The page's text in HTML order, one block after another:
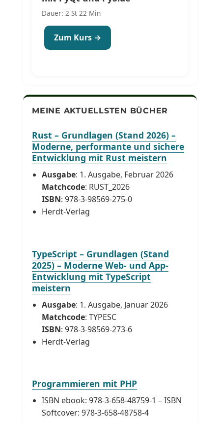
Dauer: 2 St 22 Min
Zum Kurs →
MEINE AKTUELLSTEN BÜCHER
Rust – Grundlagen (Stand 2026) –
Moderne, performante und sichere
Entwicklung mit Rust meistern
Ausgabe: 1. Ausgabe, Februar 2026
Matchcode: RUST_2026
ISBN: 978-3-98569-275-0
Herdt-Verlag
TypeScript – Grundlagen (Stand
2025) – Moderne Web- und App-
Entwicklung mit TypeScript
meistern
Ausgabe: 1. Ausgabe, Januar 2026
Matchcode: TYPESC
ISBN: 978-3-98569-273-6
Herdt-Verlag
Programmieren mit PHP
ISBN ebook: 978-3-658-48759-1 – ISBN
Softcover: 978-3-658-48758-4